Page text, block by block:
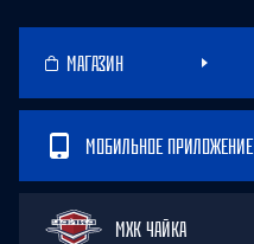
МАГАЗИН
МОБИЛЬНОЕ ПРИЛОЖЕНИЕ
МХК ЧАЙКА